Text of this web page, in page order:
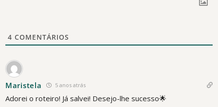
4 COMENTÁRIOS
Maristela 5 anos atrás
Adorei o roteiro! Já salvei! Desejo-lhe sucesso🌟